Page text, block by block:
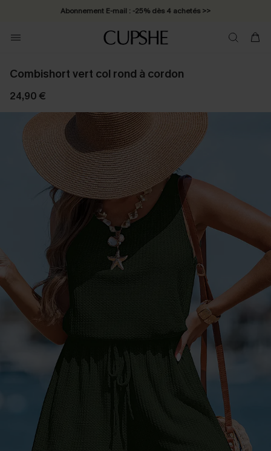
Abonnement E-mail : -25% dès 4 achetés >>
Combishort vert col rond à cordon
24,90 €